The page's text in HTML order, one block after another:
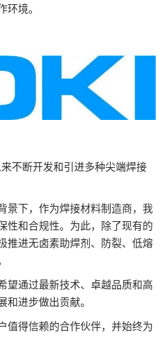
境。
不断开发和引进多种尖端焊接
景下，作为焊接材料制造商，我
性和合规性。为此，除了现有的
推进无卤素助焊剂、防裂、低熔
望通过最新技术、卓越品质和高
进步做出贡献。
值得信赖的合作伙伴，并始终为